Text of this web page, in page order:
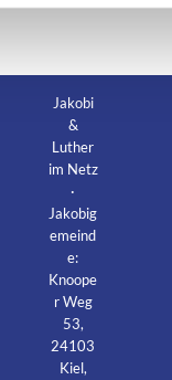
Jakobi
&
Luther
im Netz
·
Jakobig
emeind
e:
Knoope
r Weg
53,
24103
Kiel,